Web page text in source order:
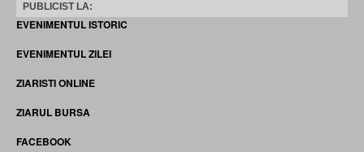
PUBLICIST LA:
EVENIMENTUL ISTORIC
EVENIMENTUL ZILEI
ZIARISTI ONLINE
ZIARUL BURSA
FACEBOOK